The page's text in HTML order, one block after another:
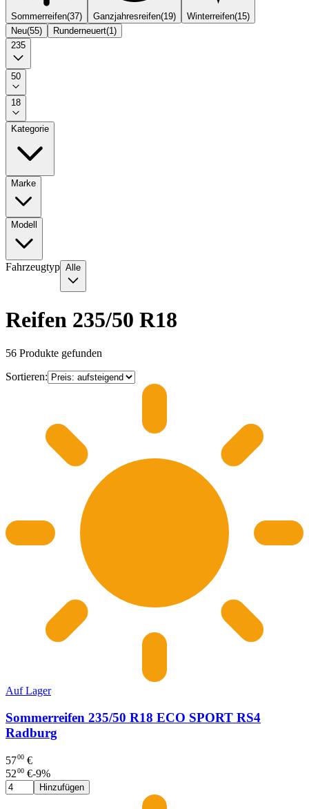
Sommerreifen(37) Ganzjahresreifen(19) Winterreifen(15)
Neu(55) Runderneuert(1)
235
50
18
Kategorie
Marke
Modell
Fahrzeugtyp Alle
Reifen 235/50 R18
56 Produkte gefunden
Sortieren:
Auf Lager
Sommerreifen 235/50 R18 ECO SPORT RS4
Radburg
5700 €
5200 €-9%
Hinzufügen